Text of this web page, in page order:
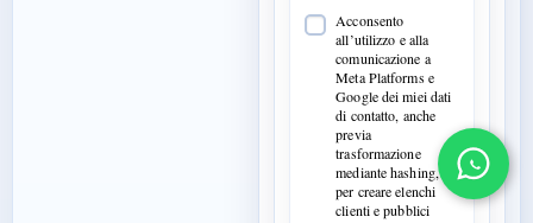
Acconsento
all’utilizzo e alla
comunicazione a
Meta Platforms e
Google dei miei dati
di contatto, anche
previa
trasformazione
mediante hashing,
per creare elenchi
clienti e pubblici